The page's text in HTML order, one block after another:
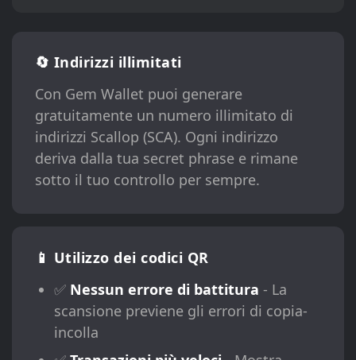
🔄 Indirizzi illimitati
Con Gem Wallet puoi generare
gratuitamente un numero illimitato di
indirizzi Scallop (SCA). Ogni indirizzo
deriva dalla tua secret phrase e rimane
sotto il tuo controllo per sempre.
📱 Utilizzo dei codici QR
✅ Nessun errore di battitura - La
scansione previene gli errori di copia-
incolla